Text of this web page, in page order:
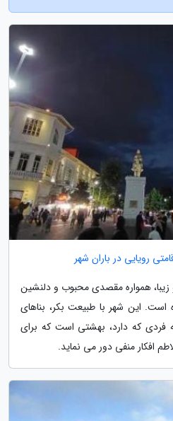
رویایی در باران شهر
همواره مقصدی محبوب و دلنشین
است. این شهر با طبیعت بکر، بناهای
فردی که دارد، بهشتی است که برای
افکار منفی دور می نماید.